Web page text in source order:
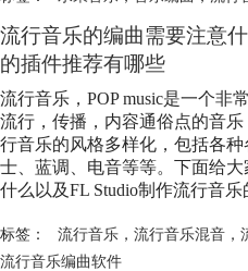
流行音乐的编曲需要注意
的插件推荐有哪些
流行音乐 ，POP music是一个非
流行，传播，内容通俗点的音乐
行音乐的风格多样化，包括各
士、蓝调、电音等等。下面给大
什么以及FL Studio制作流行音乐
标签： 流行音乐， 流行音乐混音，
流行音乐编曲软件